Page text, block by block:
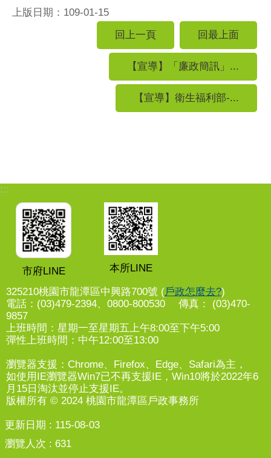
上版日期：109-01-15
回上一頁
回最上面
【宣導】「廉政簡訊」...
【宣導】衛生福利部-...
:::
市府LINE 本所LINE
325210桃園市龍潭區中興路700號 (戶政怎麼去?)
電話：(03)479-2394、0800-800530 傳真： (03)470-
9857
上班時間：星期一至星期五上午8:00至下午5:00
彈性上班時間：中午12:00至13:00
瀏覽器支援：Chrome、Firefox、Edge、Safari為主，
如使用IE瀏覽器Win7已不再支援IE，Win10將於2022年6
月15日淘汰並停止支援IE。
版權所有 © 2024 桃園市龍潭區戶政事務所
更新日期
115-08-03
瀏覽人次
631